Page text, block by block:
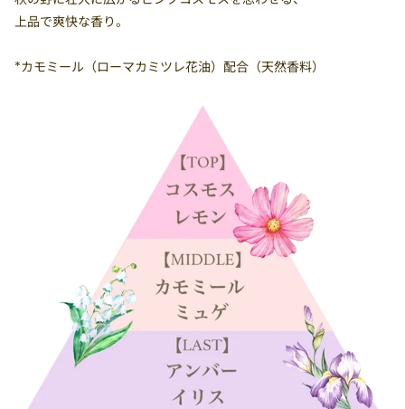
上品で爽快な香り。
*カモミール（ローマカミツレ花油）配合（天然香料）